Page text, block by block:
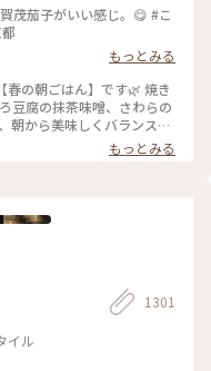
茂茄子がいい感じ。😋 #こ
もっとみる
の朝ごはん】です🌿 焼き
豆腐の抹茶味噌、さわらの
朝から美味しくバランス良
だいた抹茶入り玄米茶も
まうsalonです♪ #伊右衛
#japan #japanesefood
もっとみる
イル
1301